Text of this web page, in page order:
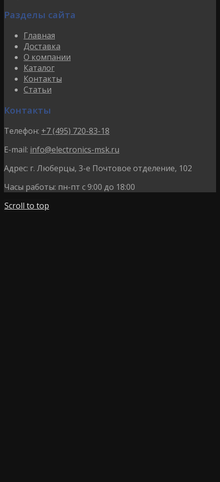
Разделы сайта
Главная
Доставка
О компании
Каталог
Контакты
Статьи
Контакты
Телефон: +7 (495) 720-83-18
E-mail: info@electronics-msk.ru
Адрес: г. Люберцы, 3-е Почтовое отделение, 102
Часы работы: пн-пт с 9:00 до 18:00
Scroll to top